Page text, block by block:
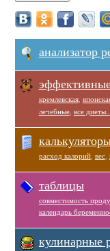
анализатор
кремлевская,
лечебные, все диеты...
расход калорий, вес,
таблицы
совместимость
календарь
кулинарные